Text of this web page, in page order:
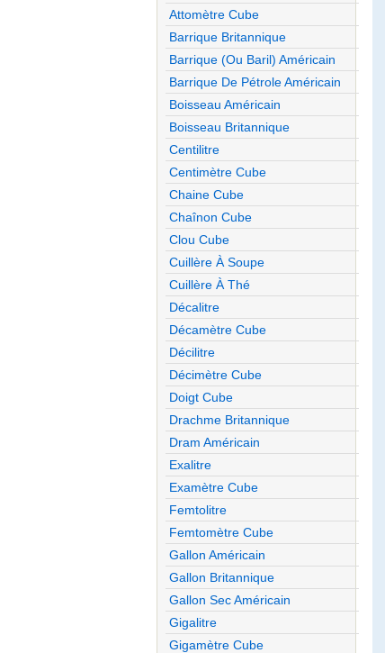
Attomètre Cube
Barrique Britannique
Barrique (ou Baril) Américain
Barrique De Pétrole Américain
Boisseau Américain
Boisseau Britannique
Centilitre
Centimètre Cube
Chaine Cube
Chaînon Cube
Clou Cube
Cuillère À Soupe
Cuillère À Thé
Décalitre
Décamètre Cube
Décilitre
Décimètre Cube
Doigt Cube
Drachme Britannique
Dram Américain
Exalitre
Examètre Cube
Femtolitre
Femtomètre Cube
Gallon Américain
Gallon Britannique
Gallon Sec Américain
Gigalitre
Gigamètre Cube